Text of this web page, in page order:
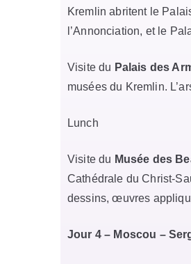
Kremlin abritent le
l’Annonciation, et le
Visite du Palais des
musées du Kremlin.
Lunch
Visite du Musée des
Cathédrale du Christ-
dessins, œuvres
Jour 4 – Moscou –